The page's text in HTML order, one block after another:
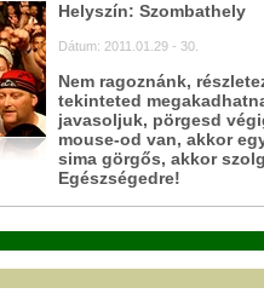
Helyszín: Szombathely
Dátum: 2011.01.29 - 30.
Nem ragoznánk,
tekinteted
javasoljuk, pörgesd
mouse-od van, akkor
sima görgős, akkor
Egészségedre!